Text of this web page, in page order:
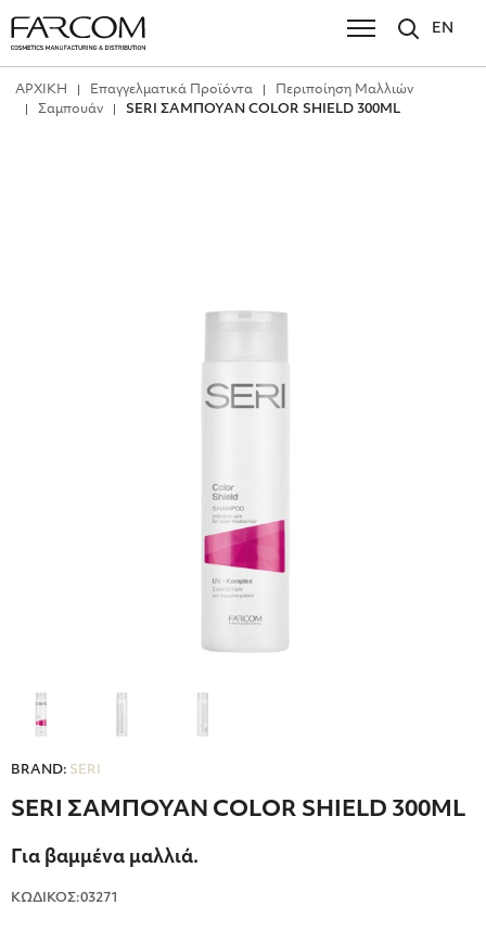
EN
ΑΡΧΙΚΗ Επαγγελματικά Προϊόντα
Περιποίηση Μαλλιών
Σαμπουάν
SERI ΣΑΜΠΟΥΑΝ COLOR SHIELD 300ΜL
BRAND: SERI
SERI ΣΑΜΠΟΥΑΝ COLOR SHIELD 300ΜL
Για βαμμένα μαλλιά.
ΚΩΔΙΚΟΣ:03271